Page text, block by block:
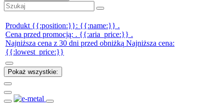
Produkt {{:position:}}: {{:name:}} .
Cena przed promocją: . {{:aria_price:}} .
Najniższa cena z 30 dni przed obniżką Najniższa cena:
{{:lowest_price:}}
Pokaż wszystkie: